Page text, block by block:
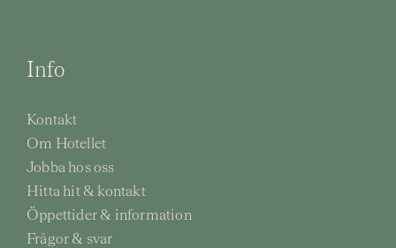
Info
Kontakt
Om Hotellet
Jobba hos oss
Hitta hit & kontakt
Öppettider & information
Frågor & svar